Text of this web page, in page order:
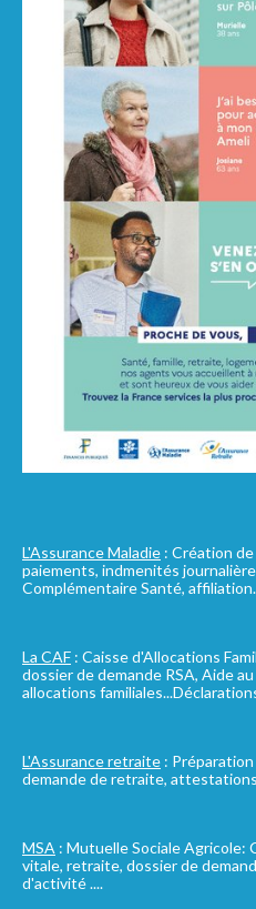
L'Assurance Maladie : Création
paiements, indmenités
Complémentaire Santé,
La CAF : Caisse d'Allocations
dossier de demande RSA, Aide
allocations
L'Assurance retraite :
demande de retraite,
MSA : Mutuelle Sociale Agricole:
vitale, retraite, dossier de
d'activité ....